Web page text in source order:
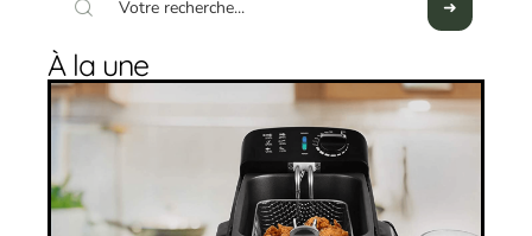
À la une